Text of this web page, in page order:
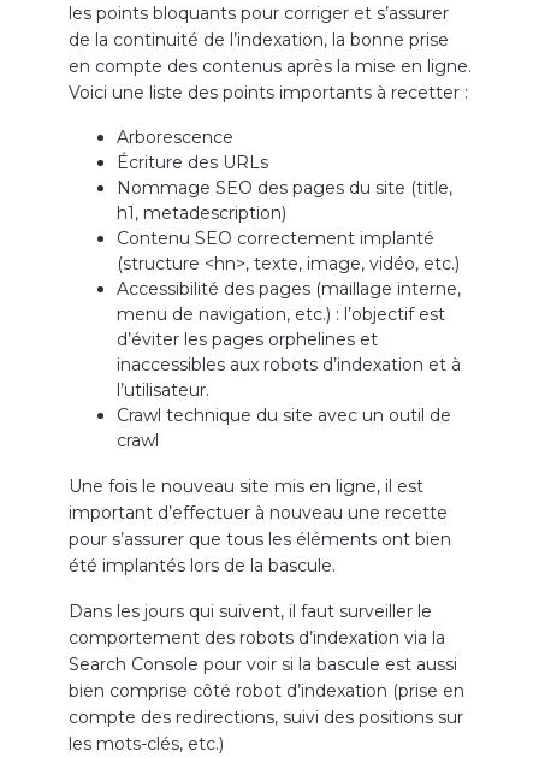
les points bloquants pour corriger et s’assurer
de la continuité de l’indexation, la bonne prise
en compte des contenus après la mise en ligne.
Voici une liste des points importants à recetter :
Arborescence
Écriture des URLs
Nommage SEO des pages du site (title,
h1, metadescription)
Contenu SEO correctement implanté
(structure <hn>, texte, image, vidéo, etc.)
Accessibilité des pages (maillage interne,
menu de navigation, etc.) : l’objectif est
d’éviter les pages orphelines et
inaccessibles aux robots d’indexation et à
l’utilisateur.
Crawl technique du site avec un outil de
crawl
Une fois le nouveau site mis en ligne, il est
important d’effectuer à nouveau une recette
pour s’assurer que tous les éléments ont bien
été implantés lors de la bascule.
Dans les jours qui suivent, il faut surveiller le
comportement des robots d’indexation via la
Search Console pour voir si la bascule est aussi
bien comprise côté robot d’indexation (prise en
compte des redirections, suivi des positions sur
les mots-clés, etc.)